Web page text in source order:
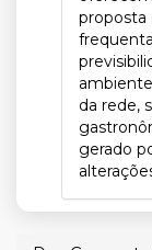
proposta
da rede,
gerado